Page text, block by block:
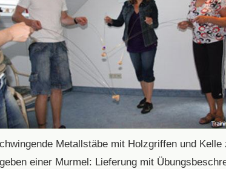
Metallstäbe mit Holzgriffen und Kelle
einer Murmel: Lieferung mit